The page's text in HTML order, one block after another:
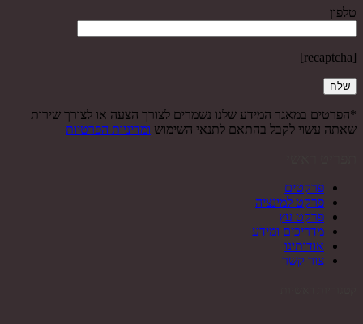
טלפון
[recaptcha]
*הפרטים במאגר המידע שלנו נשמרים לצורך הצעה או לצורך שירות
שאתה עשוי לקבל בהתאם לתנאי השימוש ומדיניות הפרטיות
פרקטים
פרקט למינציה
פרקט עץ
מדריכים ומידע
אודותינו
צור קשר